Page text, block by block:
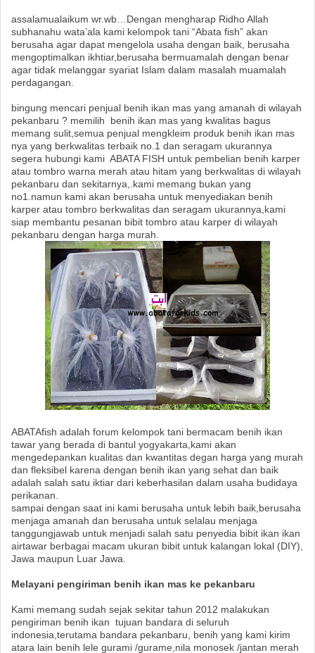
assalamualaikum wr.wb…Dengan mengharap Ridho Allah
subhanahu wata’ala kami kelompok tani “Abata fish” akan
berusaha agar dapat mengelola usaha dengan baik, berusaha
mengoptimalkan ikhtiar,berusaha bermuamalah dengan benar
agar tidak melanggar syariat Islam dalam masalah muamalah
perdagangan.
bingung mencari penjual benih ikan mas yang amanah di wilayah
pekanbaru ? memilih benih ikan mas yang kwalitas bagus
memang sulit,semua penjual mengkleim produk benih ikan mas
nya yang berkwalitas terbaik no.1 dan seragam ukurannya
segera hubungi kami ABATA FISH untuk pembelian benih karper
atau tombro warna merah atau hitam yang berkwalitas di wilayah
pekanbaru dan sekitarnya,.kami memang bukan yang
no1.namun kami akan berusaha untuk menyediakan benih
karper atau tombro berkwalitas dan seragam ukurannya,kami
siap membantu pesanan bibit tombro atau karper di wilayah
pekanbaru dengan harga murah.
ABATAfish adalah forum kelompok tani bermacam benih ikan
tawar yang berada di bantul yogyakarta,kami akan
mengedepankan kualitas dan kwantitas degan harga yang murah
dan fleksibel karena dengan benih ikan yang sehat dan baik
adalah salah satu iktiar dari keberhasilan dalam usaha budidaya
perikanan.
sampai dengan saat ini kami berusaha untuk lebih baik,berusaha
menjaga amanah dan berusaha untuk selalau menjaga
tanggungjawab untuk menjadi salah satu penyedia bibit ikan ikan
airtawar berbagai macam ukuran bibit untuk kalangan lokal (DIY),
Jawa maupun Luar Jawa.
Melayani pengiriman benih ikan mas ke pekanbaru
Kami memang sudah sejak sekitar tahun 2012 malakukan
pengiriman benih ikan tujuan bandara di seluruh
indonesia,terutama bandara pekanbaru, benih yang kami kirim
atara lain benih lele gurami /gurame,nila monosek /jantan merah